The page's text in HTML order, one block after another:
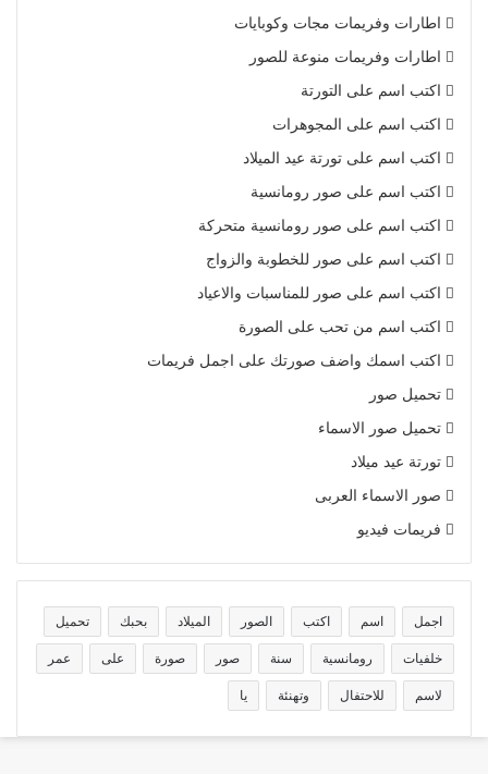
اطارات وفريمات مجات وكوبايات
اطارات وفريمات منوعة للصور
اكتب اسم على التورتة
اكتب اسم على المجوهرات
اكتب اسم على تورتة عيد الميلاد
اكتب اسم على صور رومانسية
اكتب اسم على صور رومانسية متحركة
اكتب اسم على صور للخطوبة والزواج
اكتب اسم على صور للمناسبات والاعياد
اكتب اسم من تحب على الصورة
اكتب اسمك واضف صورتك على اجمل فريمات
تحميل صور
تحميل صور الاسماء
تورتة عيد ميلاد
صور الاسماء العربى
فريمات فيديو
اجمل اسم اكتب الصور الميلاد بحبك تحميل
خلفيات رومانسية سنة صور صورة على عمر
لاسم للاحتفال وتهنئة يا